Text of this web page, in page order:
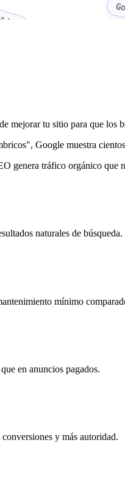
mejorar tu sitio para que los
Google muestra
genera tráfico orgánico que
naturales de búsqueda.
mínimo
en anuncios pagados.
y más autoridad.